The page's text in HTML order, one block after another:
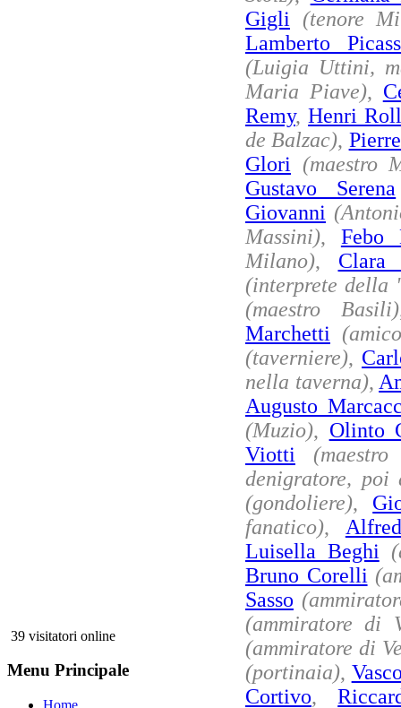
39 visitatori online
Menu Principale
Gigli
(tenore
Lamberto
(Luigia Uttini,
Maria Piave),
Remy,Henri
de Balzac),
Glori
(maestro
Gustavo Serena
Giovanni
Massini), Febo
Milano), Clara
(interprete della
(maestro Basili)
Marchetti
(taverniere),
nella taverna),
Augusto
(Muzio), Olinto
Viotti
denigratore, poi
(gondoliere),
fanatico),
Luisella Beghi
Bruno Corelli
Sasso
(ammiratore di
(ammiratore di
(portinaia),
Cortivo,